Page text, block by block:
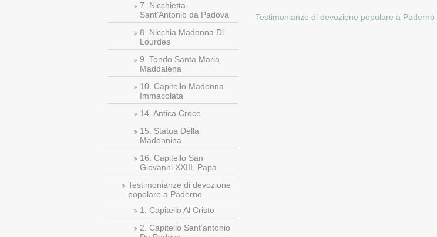
7. Nicchietta
Sant’Antonio da Padova
8. Nicchia Madonna Di
Lourdes
9. Tondo Santa Maria
Maddalena
10. Capitello Madonna
Immacolata
14. Antica Croce
15. Statua Della
Madonnina
16. Capitello San
Giovanni XXIII, Papa
Testimonianze di devozione
popolare a Paderno
1. Capitello Al Cristo
2. Capitello Sant’antonio
Testimonianze di devozione popolare a Paderno